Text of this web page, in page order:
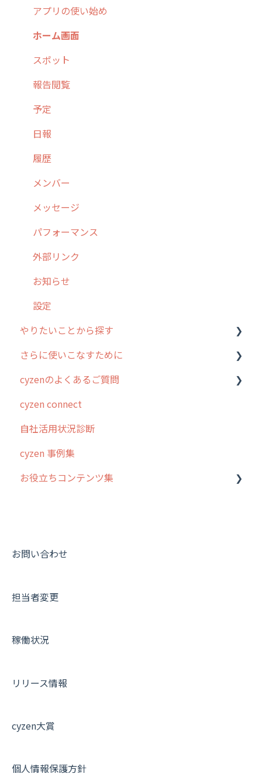
2. 主要機能の概要
3. cyzenの位置情報取得について
4. cyzen利用前の準備：システム管理者編
5. 基本的な使い方：システム管理者編
6. 基本的な使い方：ユーザー編
7. 初心者向けよくある質問集
8. 用語集
9. もっと便利に利用するための設定
10.ユーザー向けおすすめの使い方
【業界業種別】cyzen設定方法
ユーザー・グループ管理
行動管理
予定管理
スポット
ステータス・主観
報告書・行動種別
勤怠管理
活動通知
パフォーマンス
帳票出力
メッセージ・ファイル添付
商品
各種設定・その他
アプリの使い始め
ホーム画面
スポット
報告閲覧
予定
日報
履歴
メンバー
メッセージ
パフォーマンス
外部リンク
お知らせ
設定
やりたいことから探す
行動管理
勤怠管理
予定管理
スポット
ステータス・主観
報告書・行動種別
活動通知
商品
さらに使いこなすために
はじめに
スポット・ステータス関連オプション
交通費自動計算
安全走行支援
写真管理・高画質化
その他オプション
契約・その他
cyzenのよくあるご質問
ログインについて
グループ・ユーザーについて
GPS・位置情報 について
ルート自動記録 について
報告書について
メンバー画面について
その他よくある質問
cyzen connect
自社活用状況診断
cyzen 事例集
お役立ちコンテンツ集
動画集：共通
お問い合わせ
担当者変更
稼働状況
リリース情報
cyzen大賞
個人情報保護方針